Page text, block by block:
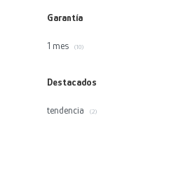
Garantía
1 mes (10)
Destacados
tendencia (2)